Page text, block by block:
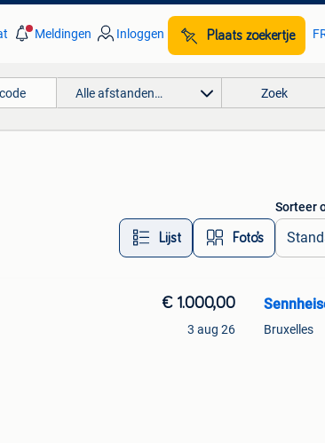
Meldingen Inloggen Plaats zoekertje
Alle afstanden… Zoek
Lijst Foto’s
Sorteer
€ 1.000,00
3 aug 26 Bruxelles